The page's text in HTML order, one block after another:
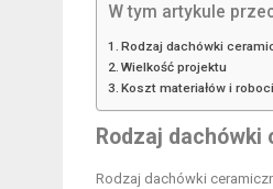
W tym artykule
Rodzaj dachówki
Wielkość projektu
Koszt materiałów i
Rodzaj dachówki
Rodzaj dachówki